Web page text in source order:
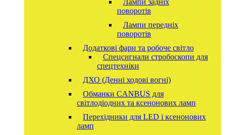
Лампи задніх
поворотів
Лампи передніх
поворотів
Додаткові фари та робоче світло
Спецсигнали стробоскопи для
спецтехніки
ДХО (Денні ходові вогні)
Обманки CANBUS для
світлодіодних та ксенонових ламп
Перехідники для LED і ксенонових
ламп